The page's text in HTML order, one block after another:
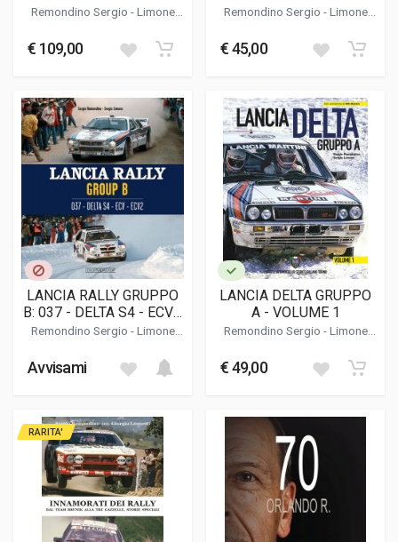
2 (CON COFANETTO)
Remondino Sergio -Limone
€ 109,00
Remondino Sergio -Limone
€ 45,00
LANCIA RALLY GRUPPO
B: 037 - DELTA S4 - ECV -
ECV2
Remondino Sergio -Limone
Avvisami
LANCIA DELTA GRUPPO
A - VOLUME 1
Remondino Sergio -Limone
€ 49,00
RARITA'